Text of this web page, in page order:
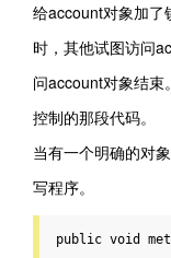
给account对象加了
时，其他试图访问
问account对象结束
控制的那段代码。
当有一个明确的对
写程序。
public void